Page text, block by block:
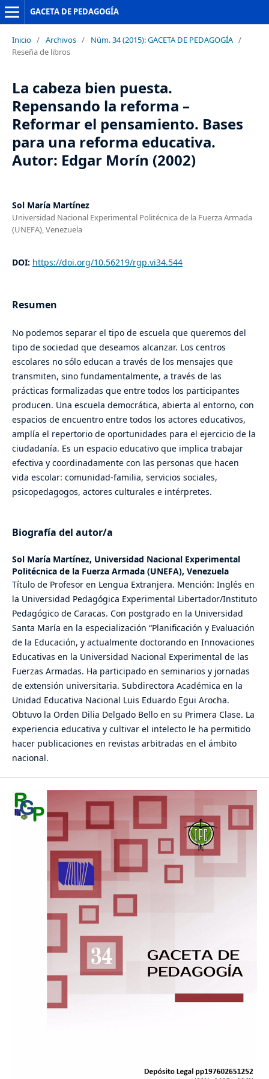
GACETA DE PEDAGOGÍA
Inicio / Archivos / Núm. 34 (2015): GACETA DE PEDAGOGÍA /
Reseña de libros
La cabeza bien puesta.
Repensando la reforma –
Reformar el pensamiento. Bases
para una reforma educativa.
Autor: Edgar Morín (2002)
Sol María Martínez
Universidad Nacional Experimental Politécnica de la Fuerza Armada
(UNEFA), Venezuela
DOI: https://doi.org/10.56219/rgp.vi34.544
Resumen
No podemos separar el tipo de escuela que queremos del
tipo de sociedad que deseamos alcanzar. Los centros
escolares no sólo educan a través de los mensajes que
transmiten, sino fundamentalmente, a través de las
prácticas formalizadas que entre todos los participantes
producen. Una escuela democrática, abierta al entorno, con
espacios de encuentro entre todos los actores educativos,
amplía el repertorio de oportunidades para el ejercicio de la
ciudadanía. Es un espacio educativo que implica trabajar
efectiva y coordinadamente con las personas que hacen
vida escolar: comunidad-familia, servicios sociales,
psicopedagogos, actores culturales e intérpretes.
Biografía del autor/a
Sol María Martínez, Universidad Nacional Experimental
Politécnica de la Fuerza Armada (UNEFA), Venezuela
Título de Profesor en Lengua Extranjera. Mención: Inglés en
la Universidad Pedagógica Experimental Libertador/Instituto
Pedagógico de Caracas. Con postgrado en la Universidad
Santa María en la especialización “Planificación y Evaluación
de la Educación, y actualmente doctorando en Innovaciones
Educativas en la Universidad Nacional Experimental de las
Fuerzas Armadas. Ha participado en seminarios y jornadas
de extensión universitaria. Subdirectora Académica en la
Unidad Educativa Nacional Luis Eduardo Egui Arocha.
Obtuvo la Orden Dilia Delgado Bello en su Primera Clase. La
experiencia educativa y cultivar el intelecto le ha permitido
hacer publicaciones en revistas arbitradas en el ámbito
nacional.